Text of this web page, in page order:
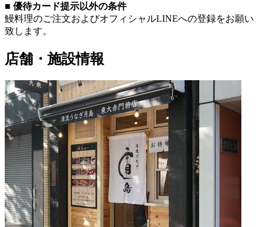
■ 優待カード提示以外の条件
鰻料理のご注文およびオフィシャルLINEへの登録をお願い
致します。
店舗・施設情報